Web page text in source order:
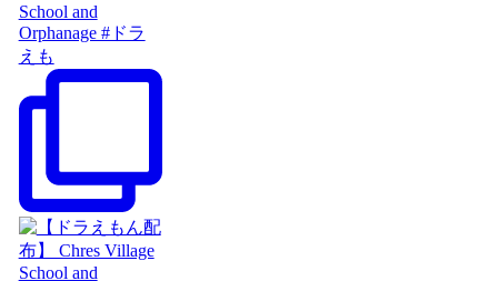
School and
Orphanage #ドラ
えも